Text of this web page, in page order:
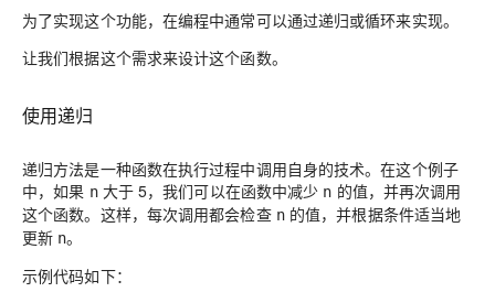
为了实现这个功能，在编程中通常可以通过递归或循环来实现。
让我们根据这个需求来设计这个函数。
使用递归
递归方法是一种函数在执行过程中调用自身的技术。在这个例子
中，如果 n大于 5，我们可以在函数中减少 n 的值，并再次调用
这个函数。这样，每次调用都会检查 n的值，并根据条件适当地
更新 n。
示例代码如下：